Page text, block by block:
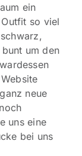
ein
so viel
um den
neue
uns eine
bei uns